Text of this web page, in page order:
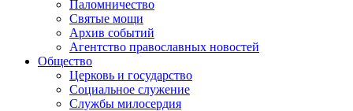
Паломничество
Святые мощи
Архив событий
Агентство православных новостей
Общество
Церковь и государство
Социальное служение
Службы милосердия